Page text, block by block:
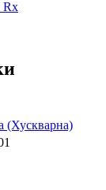
(Хускварна)